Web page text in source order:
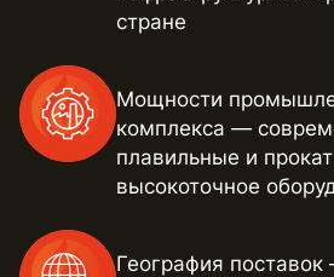
стране
Мощности
комплекса —
плавильные и
высокоточное
География поставок